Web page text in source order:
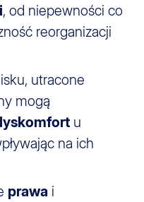
, od niepewności co
reorganizacji
utracone
mogą
u
na ich
prawa i